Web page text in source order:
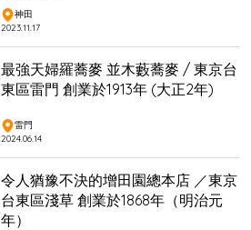
神田
2023.11.17
最強天婦羅蕎麥 並木藪蕎麥 / 東京台
東區雷門 創業於1913年 (大正2年)
雷門
2024.06.14
令人猶豫不決的增田園總本店 ／東京
台東區淺草 創業於1868年（明治元
年）